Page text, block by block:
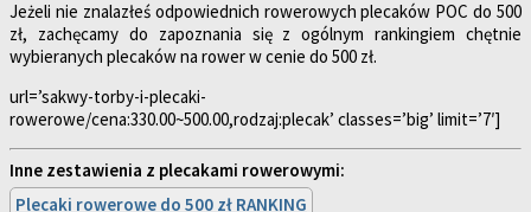
Jeżeli nie znalazłeś odpowiednich rowerowych plecaków POC do 500
zł, zachęcamy do zapoznania się z ogólnym rankingiem chętnie
wybieranych plecaków na rower w cenie do 500 zł.
url=’sakwy-torby-i-plecaki-
rowerowe/cena:330.00~500.00,rodzaj:plecak’ classes=’big’ limit=’7′]
Inne zestawienia z plecakami rowerowymi:
Plecaki rowerowe do 500 zł RANKING